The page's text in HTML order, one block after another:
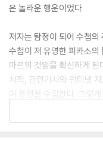
은 놀라운 행운이었다.
저자는 탐정이 되어 수첩의
수첩이 저 유명한 피카소
마르의 것임을 확신하게
서적, 관련기사와 인터넷
며 증언을 수집한다. 그렇
도라 마르라는 여성 예술